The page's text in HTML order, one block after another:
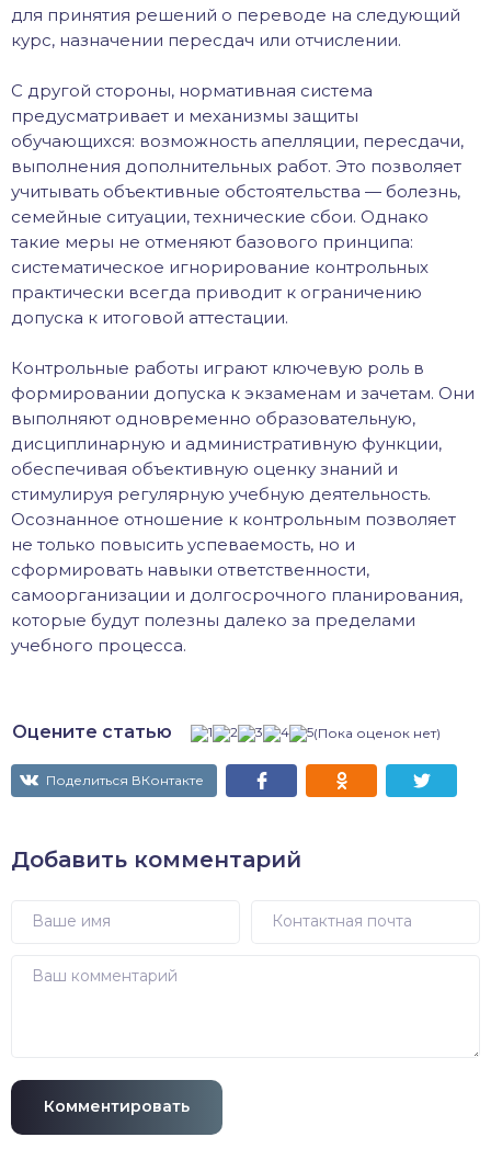
для принятия решений о переводе на следующий
курс, назначении пересдач или отчислении.
С другой стороны, нормативная система
предусматривает и механизмы защиты
обучающихся: возможность апелляции, пересдачи,
выполнения дополнительных работ. Это позволяет
учитывать объективные обстоятельства — болезнь,
семейные ситуации, технические сбои. Однако
такие меры не отменяют базового принципа:
систематическое игнорирование контрольных
практически всегда приводит к ограничению
допуска к итоговой аттестации.
Контрольные работы играют ключевую роль в
формировании допуска к экзаменам и зачетам. Они
выполняют одновременно образовательную,
дисциплинарную и административную функции,
обеспечивая объективную оценку знаний и
стимулируя регулярную учебную деятельность.
Осознанное отношение к контрольным позволяет
не только повысить успеваемость, но и
сформировать навыки ответственности,
самоорганизации и долгосрочного планирования,
которые будут полезны далеко за пределами
учебного процесса.
Оцените статью (Пока оценок нет)
Поделиться ВКонтакте
Добавить комментарий
Комментировать